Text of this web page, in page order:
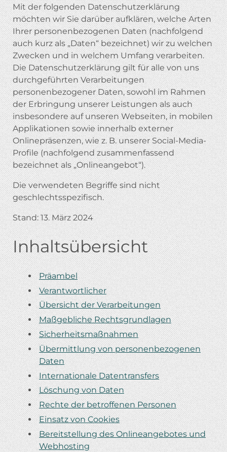
Mit der folgenden Datenschutzerklärung
möchten wir Sie darüber aufklären, welche Arten
Ihrer personenbezogenen Daten (nachfolgend
auch kurz als „Daten“ bezeichnet) wir zu welchen
Zwecken und in welchem Umfang verarbeiten.
Die Datenschutzerklärung gilt für alle von uns
durchgeführten Verarbeitungen
personenbezogener Daten, sowohl im Rahmen
der Erbringung unserer Leistungen als auch
insbesondere auf unseren Webseiten, in mobilen
Applikationen sowie innerhalb externer
Onlinepräsenzen, wie z. B. unserer Social-Media-
Profile (nachfolgend zusammenfassend
bezeichnet als „Onlineangebot“).
Die verwendeten Begriffe sind nicht
geschlechtsspezifisch.
Stand: 13. März 2024
Inhaltsübersicht
Präambel
Verantwortlicher
Übersicht der Verarbeitungen
Maßgebliche Rechtsgrundlagen
Sicherheitsmaßnahmen
Übermittlung von personenbezogenen
Daten
Internationale Datentransfers
Löschung von Daten
Rechte der betroffenen Personen
Einsatz von Cookies
Bereitstellung des Onlineangebotes und
Webhosting